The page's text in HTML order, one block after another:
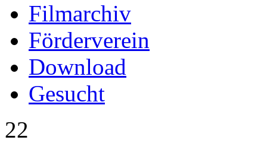
Filmarchiv
Förderverein
Download
Gesucht
22